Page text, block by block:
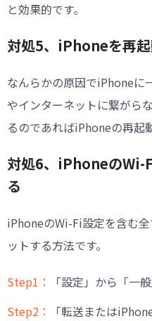
と効果的です。
対処5、iPhoneを再
なんらかの原因でiPhoneに
やインターネットに繋がら
るのであればiPhoneの再起
対処6、iPhoneのWi-
る
iPhoneのWi-Fi設定を含む
ットする方法です。
Step1：
「設定」から「一
Step2：
「転送または